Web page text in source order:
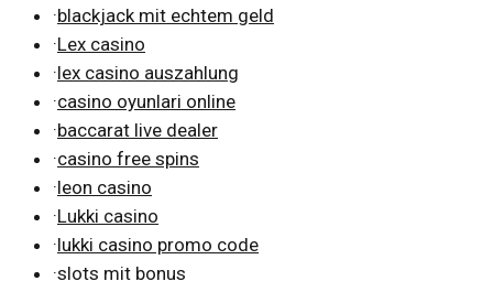
·blackjack mit echtem geld
·Lex casino
·lex casino auszahlung
·casino oyunlari online
·baccarat live dealer
·casino free spins
·leon casino
·Lukki casino
·lukki casino promo code
·slots mit bonus